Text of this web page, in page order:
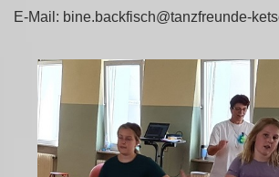
E-Mail: bine.backfisch@tanzfreunde-